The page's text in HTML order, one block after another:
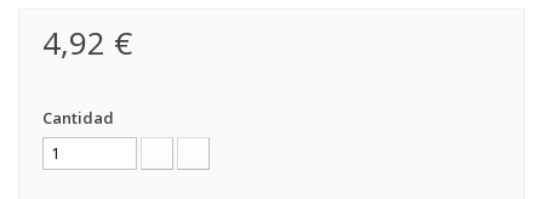
4,92 €
Cantidad